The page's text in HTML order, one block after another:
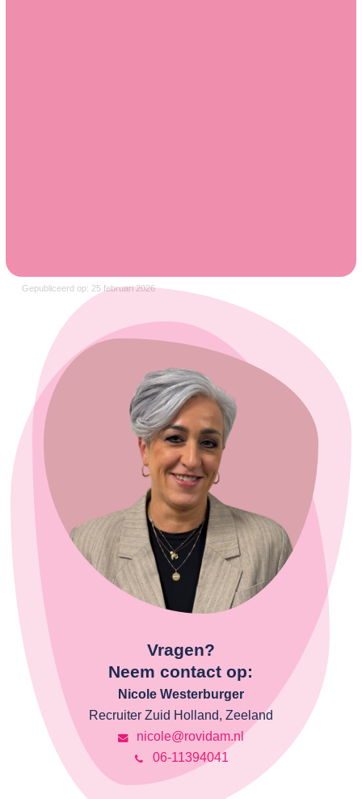
Gepubliceerd op: 25 februari 2026
Vragen?
Neem contact op:
Nicole Westerburger
Recruiter Zuid Holland, Zeeland
nicole@rovidam.nl
06-11394041